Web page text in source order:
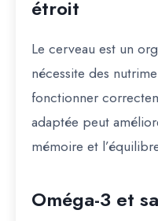
étroit
Le cerveau est un
nécessite des
fonctionner
adaptée peut
mémoire et
Oméga-3 et